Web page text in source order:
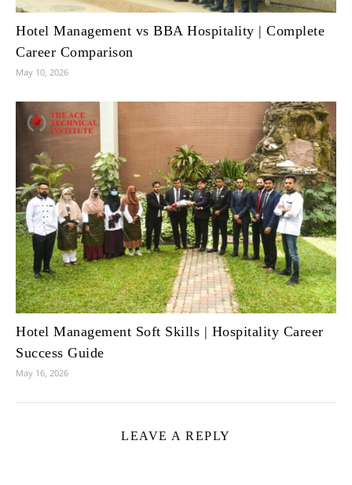
Hotel Management vs BBA Hospitality | Complete
Career Comparison
May 10, 2026
Hotel Management Soft Skills | Hospitality Career
Success Guide
May 16, 2026
LEAVE A REPLY